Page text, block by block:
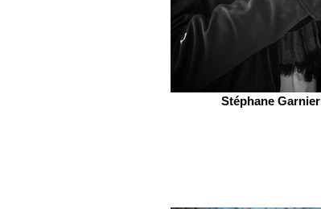
Stéphane Garnier